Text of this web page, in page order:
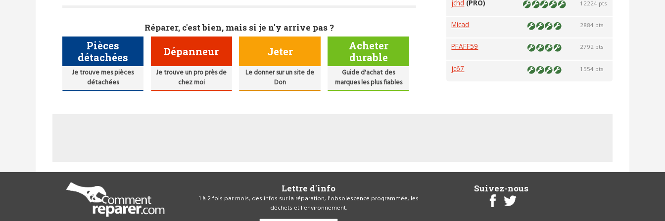
Réparer, c'est bien, mais si je n'y arrive pas ?
Pièces
détachées
Je trouve mes pièces
détachées
Dépanneur
Je trouve un pro près de
chez moi
Jeter
Le donner sur un site de
Don
Acheter
durable
Guide d'achat des
marques les plus fiables
jchd (PRO) 12224 pts
Micad 2884 pts
PFAFF59 2792 pts
jc67 1554 pts
Lettre d'info
1 à 2 fois par mois, des infos sur la réparation, l'obsolescence programmée, les
déchets et l'environnement.
Suivez-nous